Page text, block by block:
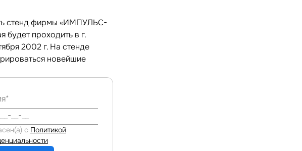
стенд фирмы «ИМПУЛЬС-
проходить в г.
2002 г. На стенде
новейшие
с Политикой